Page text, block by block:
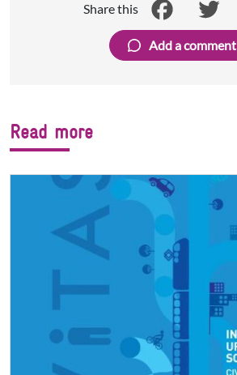
Share this
Facebook
Add a comment
Read more